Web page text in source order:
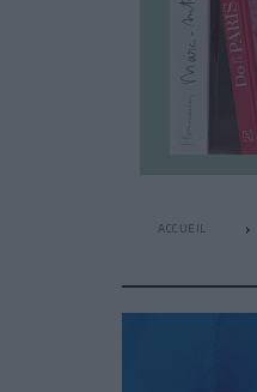
ACCUEIL